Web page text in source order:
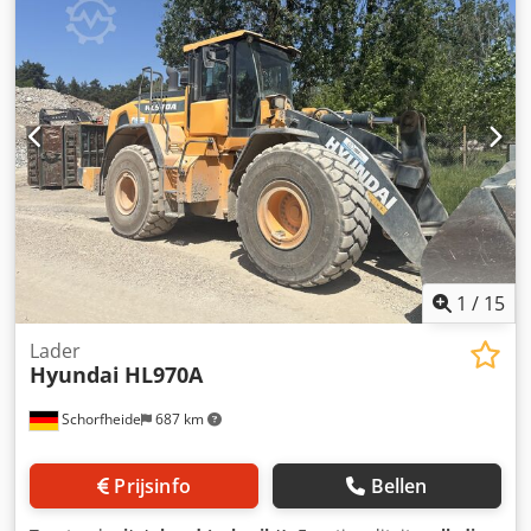
Masttype: Triplex Toestand: Nieuw apparaat Technische
toestand: Nieuw Zijschuiver, 3e ventiel, 4e ventiel,
1 / 15
Schorfheide 687 km
Lader
Hyundai HL970A
Prijsinfo Bellen